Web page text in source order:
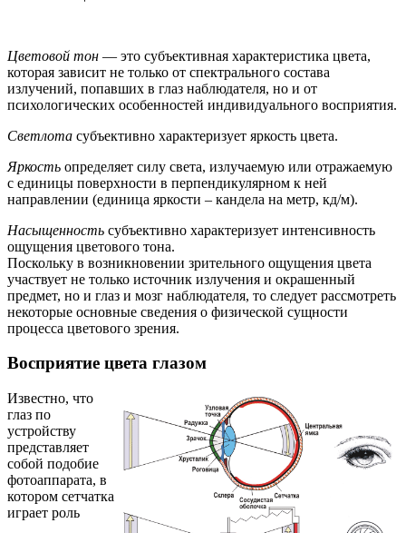
Цветовой тон — это субъективная характеристика цвета,
которая зависит не только от спектрального состава
излучений, попавших в глаз наблюдателя, но и от
психологических особенностей индивидуального восприятия.
Светлота субъективно характеризует яркость цвета.
Яркость определяет силу света, излучаемую или отражаемую
с единицы поверхности в перпендикулярном к ней
направлении (единица яркости – кандела на метр, кд/м).
Насыщенность субъективно характеризует интенсивность
ощущения цветового тона.
Поскольку в возникновении зрительного ощущения цвета
участвует не только источник излучения и окрашенный
предмет, но и глаз и мозг наблюдателя, то следует рассмотреть
некоторые основные сведения о физической сущности
процесса цветового зрения.
Восприятие цвета глазом
Известно, что
глаз по
устройству
представляет
собой подобие
фотоаппарата, в
котором сетчатка
играет роль